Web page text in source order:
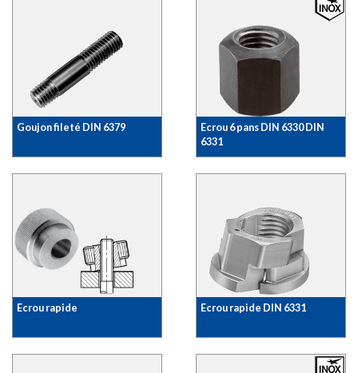
Goujon fileté DIN 6379
Ecrou 6 pans DIN 6330 DIN
6331
Ecrou rapide Ecrou rapide DIN 6331